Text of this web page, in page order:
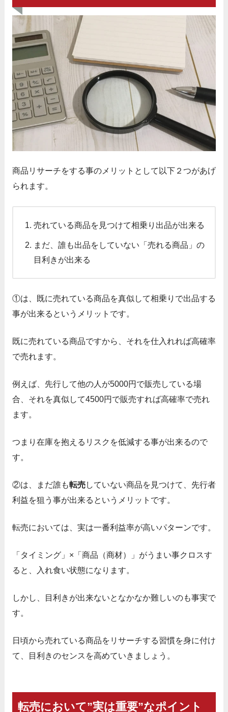
商品リサーチをする事のメリットとして以下２つがあげ
られます。
売れている商品を見つけて相乗り出品が出来る
まだ、誰も出品をしていない「売れる商品」の
目利きが出来る
①は、既に売れている商品を真似して相乗りで出品する
事が出来るというメリットです。
既に売れている商品ですから、それを仕入れれば高確率
で売れます。
例えば、先行して他の人が5000円で販売している場
合、 それを真似して4500円で販売すれば高確率で売れ
ます。
つまり在庫を抱えるリスクを低減する事が出来るので
す。
②は、まだ誰も転売していない商品を見つけて、先行者
利益を狙う事が出来るというメリットです。
転売においては、実は一番利益率が高いパターンです。
「タイミング」×「商品（商材）」がうまい事クロスす
ると、入れ食い状態になります。
しかし、目利きが出来ないとなかなか難しいのも事実で
す。
日頃から売れている商品をリサーチする習慣を身に付け
て、
目利きのセンスを高めていきましょう。
転売において”実は重要”なポイント